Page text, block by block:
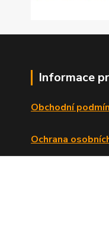
Informace
Obchodní
Ochrana